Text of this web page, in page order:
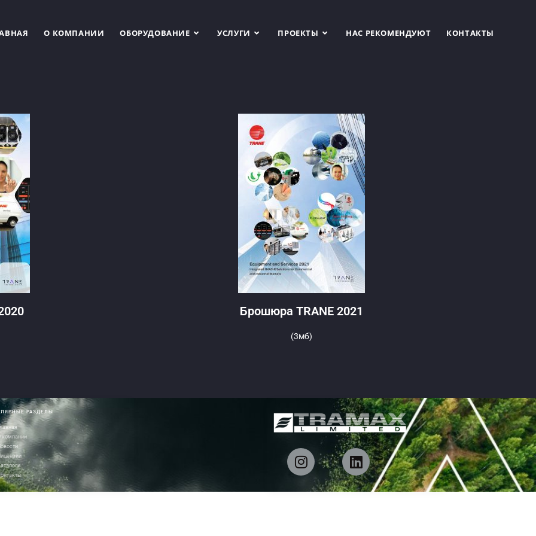
О КОМПАНИИ ОБОРУДОВАНИЕ УСЛУГИ ПРОЕКТЫ НАС РЕКОМЕНДУЮТ КОНТАКТЫ
Брошюра TRANE 2021
(3мб)
РАЗДЕЛЫ
компании